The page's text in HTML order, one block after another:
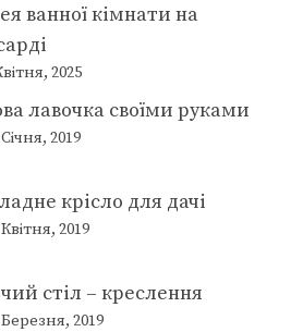
ванної кімнати на
2025
лавочка своїми руками
2019
крісло для дачі
Квітня, 2019
стіл – креслення
Березня, 2019